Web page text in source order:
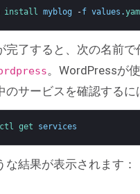
install myblog -f values .
完了すると、次の名前
。WordPressが
のサービスを確認する
get services
な結果が表示されます：